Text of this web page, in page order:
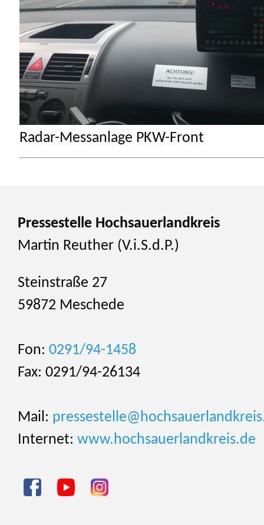
Radar-Messanlage PKW-Front
Pressestelle Hochsauerlandkreis
Martin Reuther (V.i.S.d.P.)
Steinstraße 27
59872 Meschede
Fon: 0291/94-1458
Fax: 0291/94-26134
Mail:
Internet: www.hochsauerlandkreis.de